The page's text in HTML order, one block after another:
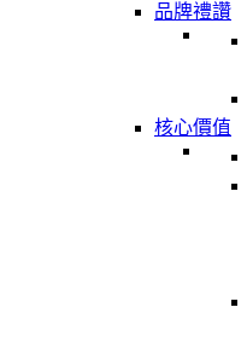
品牌禮讚
核心價值